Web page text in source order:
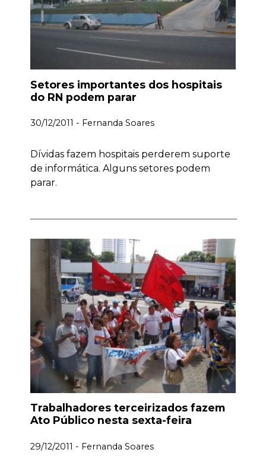
Setores importantes dos hospitais
do RN podem parar
30/12/2011 - Fernanda Soares
Dívidas fazem hospitais perderem suporte
de informática. Alguns setores podem
parar.
Trabalhadores terceirizados fazem
Ato Público nesta sexta-feira
29/12/2011 - Fernanda Soares